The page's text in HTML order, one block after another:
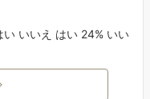
いいえ はい 24% いい